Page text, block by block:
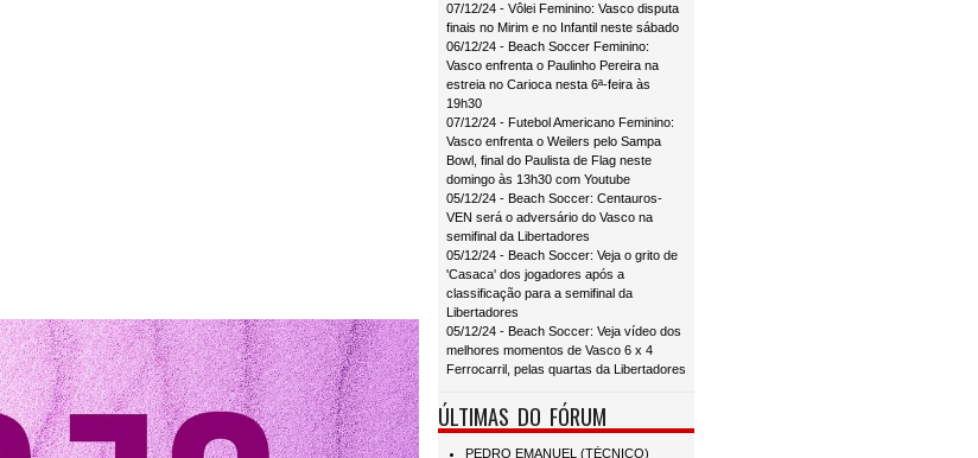
07/12/24 - Vôlei Feminino: Vasco disputa
finais no Mirim e no Infantil neste sábado
06/12/24 - Beach Soccer Feminino:
Vasco enfrenta o Paulinho Pereira na
estreia no Carioca nesta 6ª-feira às
19h30
07/12/24 - Futebol Americano Feminino:
Vasco enfrenta o Weilers pelo Sampa
Bowl, final do Paulista de Flag neste
domingo às 13h30 com Youtube
05/12/24 - Beach Soccer: Centauros-
VEN será o adversário do Vasco na
semifinal da Libertadores
05/12/24 - Beach Soccer: Veja o grito de
'Casaca' dos jogadores após a
classificação para a semifinal da
Libertadores
05/12/24 - Beach Soccer: Veja vídeo dos
melhores momentos de Vasco 6 x 4
Ferrocarril, pelas quartas da Libertadores
ÚLTIMAS DO FÓRUM